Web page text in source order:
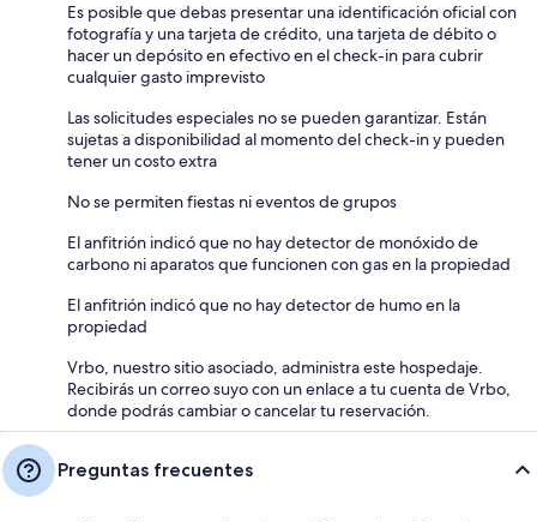
Es posible que debas presentar una identificación oficial con
fotografía y una tarjeta de crédito, una tarjeta de débito o
hacer un depósito en efectivo en el check-in para cubrir
cualquier gasto imprevisto
Las solicitudes especiales no se pueden garantizar. Están
sujetas a disponibilidad al momento del check-in y pueden
tener un costo extra
No se permiten fiestas ni eventos de grupos
El anfitrión indicó que no hay detector de monóxido de
carbono ni aparatos que funcionen con gas en la propiedad
El anfitrión indicó que no hay detector de humo en la
propiedad
Vrbo, nuestro sitio asociado, administra este hospedaje.
Recibirás un correo suyo con un enlace a tu cuenta de Vrbo,
donde podrás cambiar o cancelar tu reservación.
Preguntas frecuentes